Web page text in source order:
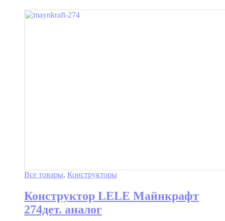
Все товары, Конструкторы
Конструктор LELE Майнкрафт
274дет. аналог